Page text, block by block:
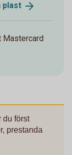
plast
Mastercard
du först
prestanda